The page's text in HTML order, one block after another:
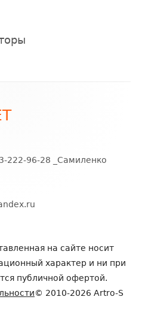
222-96-28 _Самиленко
на сайте носит
характер и ни при
публичной офертой.
© 2010-2026 Artro-S